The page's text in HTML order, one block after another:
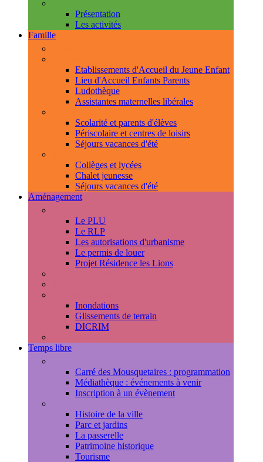
Présentation
Les activités
Famille
Etablissements d'Accueil du Jeune Enfant
Lieu d'Accueil Enfants Parents
Ludothèque
Assistantes maternelles libérales
Scolarité et parents d'élèves
Périscolaire et centres de loisirs
Séjours vacances d'été
Collèges et lycées
Chalet jeunesse
Séjours vacances d'été
Aménagement
Le PLU
Le RLP
Les autorisations d'urbanisme
Le permis de louer
Projet Résidence les Lions
Inondations
Glissements de terrain
DICRIM
Temps libre
Carré des Mousquetaires : programmation
Médiathèque : événements à venir
Inscription à un évènement
Histoire de la ville
Parc et jardins
La passerelle
Patrimoine historique
Tourisme